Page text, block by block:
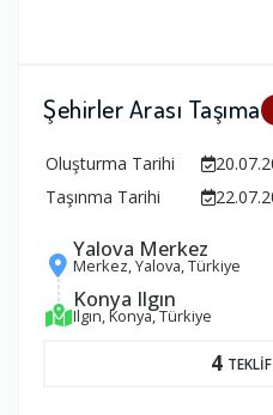
Şehirler Arası Taşıma
Oluşturma Tarihi
Taşınma Tarihi
Yalova Merkez
Merkez, Yalova, Türkiye
Konya Ilgın
Ilgın, Konya, Türkiye
4